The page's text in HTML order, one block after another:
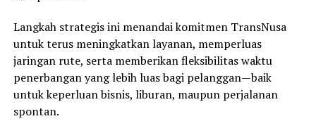
Langkah strategis ini menandai komitmen TransNusa
untuk terus meningkatkan layanan, memperluas
jaringan rute, serta memberikan fleksibilitas waktu
penerbangan yang lebih luas bagi pelanggan—baik
untuk keperluan bisnis, liburan, maupun perjalanan
spontan.